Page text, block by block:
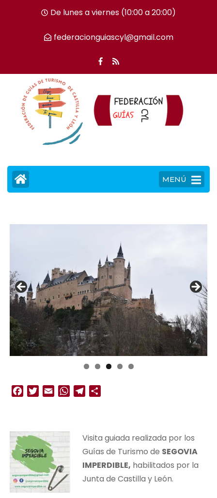
De lunes a viernes (10:00 a 20:00)
federacionguiascyl@gmail.com
MENÚ
Facebook
Twitter
Email WhatsAppTelegram
Visita guiada realizada por los
Guías de Turismo de SEGOVIA
IMPERDIBLE, habilitados por la
Junta de Castilla y León.